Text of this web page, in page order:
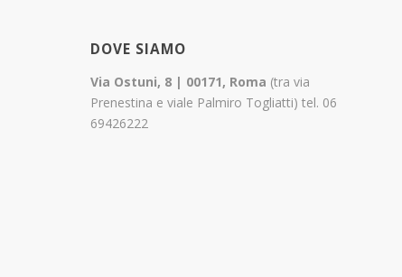
DOVE SIAMO
Via Ostuni, 8 | 00171, Roma (tra via
Prenestina e viale Palmiro Togliatti) tel. 06
69426222